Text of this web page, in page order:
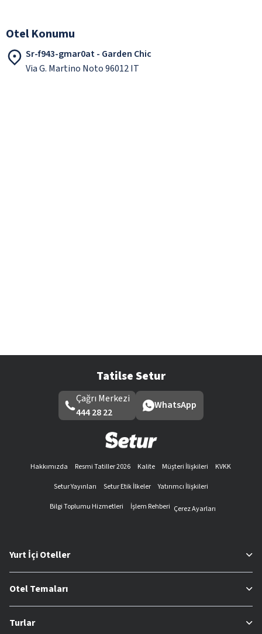
Otel Konumu
Sr-f943-gmar0at - Garden Chic
Via G. Martino Noto 96012 IT
Tatilse Setur
Çağrı Merkezi
444 28 22
WhatsApp
Hakkımızda Resmi Tatiller 2026 Kalite Müşteri İlişkileri
KVKK
Setur Yayınları
Setur Etik İlkeler
Yatırımcı İlişkileri
Bilgi Toplumu Hizmetleri
İşlem Rehberi Çerez Ayarları
Yurt İçi Oteller
Otel Temaları
Turlar